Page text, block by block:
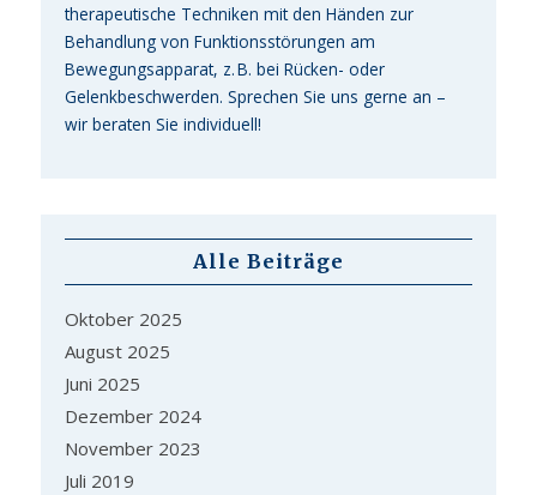
therapeutische Techniken mit den Händen zur
Behandlung von Funktionsstörungen am
Bewegungsapparat, z. B. bei Rücken- oder
Gelenkbeschwerden. Sprechen Sie uns gerne an –
wir beraten Sie individuell!
Alle Beiträge
Oktober 2025
August 2025
Juni 2025
Dezember 2024
November 2023
Juli 2019